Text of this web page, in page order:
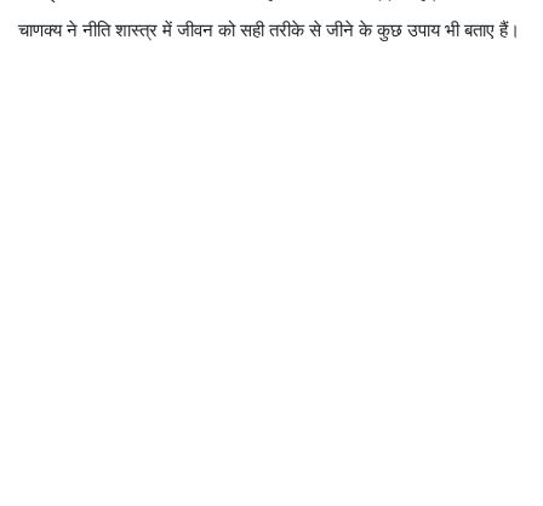
चाणक्य ने नीति शास्त्र में जीवन को सही तरीके से जीने के कुछ उपाय भी बताए हैं।